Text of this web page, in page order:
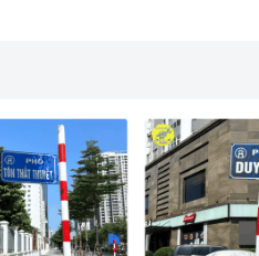
nóng bền bỉ và giá thành hợp
đá vôi, hệ thống linh kiện
rò rỉ điện hoặc rỉ nước. Để
NÓNG PICENZA TẠI HÀ
cao, giúp khôi phục hoạt